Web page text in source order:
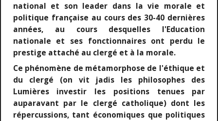
national et son leader dans la vie morale et
politique française au cours des 30-40 dernières
années, au cours desquelles l'Education
nationale et ses fonctionnaires ont perdu le
prestige attaché au clergé et à la morale.
Ce phénomène de métamorphose de l'éthique et
du clergé (on vit jadis les philosophes des
Lumières investir les positions tenues par
auparavant par le clergé catholique) dont les
répercussions, tant économiques que politiques